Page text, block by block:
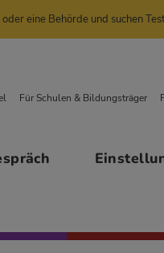
eine Behörde und suchen
Für Schulen & Bildungsträger